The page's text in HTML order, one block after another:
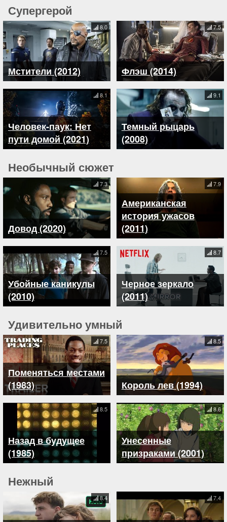
Супергерой
Мстители (2012)
8.0
Флэш (2014)
7.5
Человек-паук: Нет
пути домой (2021)
8.1
Темный рыцарь
(2008)
9.1
Необычный сюжет
Довод (2020)
7.3
Американская
история ужасов
(2011)
7.9
Убойные каникулы
(2010)
7.5
Черное зеркало
(2011)
8.7
Удивительно умный
Поменяться местами
(1983)
7.5
Король лев (1994)
8.5
Назад в будущее
(1985)
8.5
Унесенные
призраками (2001)
8.6
Нежный
8.4 7.4